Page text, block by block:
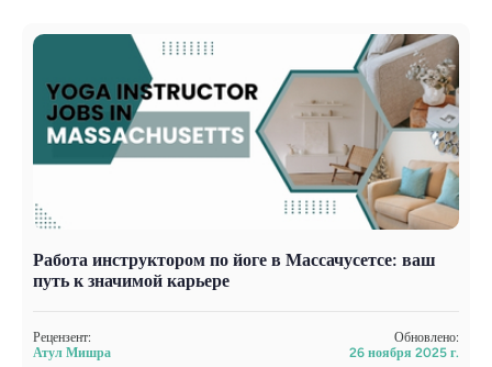
Работа инструктором по йоге в Массачусетсе: ваш
путь к значимой карьере
Рецензент:
Атул Мишра
Обновлено:
26 ноября 2025 г.